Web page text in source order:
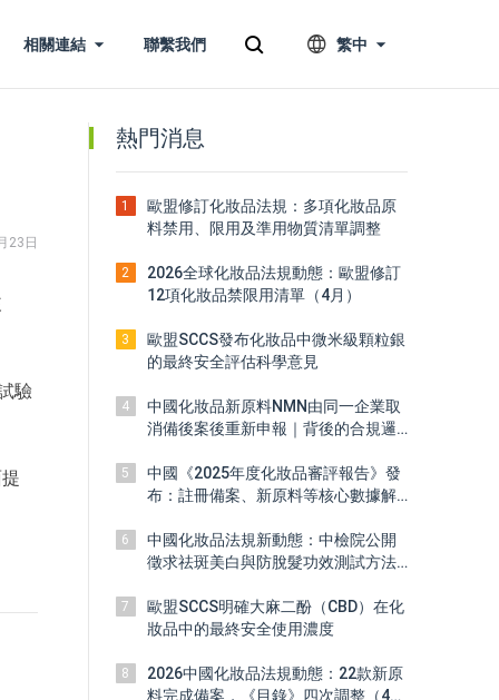
相關連結 聯繫我們 繁中
23日
驗
熱門消息
1
歐盟修訂化妝品法規：多項化妝品原
料禁用、限用及準用物質清單調整
2
2026全球化妝品法規動態：歐盟修訂
12項化妝品禁限用清單（4月）
3
歐盟SCCS發布化妝品中微米級顆粒銀
的最終安全評估科學意見
4
中國化妝品新原料NMN由同一企業取
消備後案後重新申報｜背後的合規邏
5
中國《2025年度化妝品審評報告》發
布：註冊備案、新原料等核心數據解
6
中國化妝品法規新動態：中檢院公開
徵求祛斑美白與防脫髮功效測試方法
7
歐盟SCCS明確大麻二酚（CBD）在化
妝品中的最終安全使用濃度
8
2026中國化妝品法規動態：22款新原
料完成備案，《目錄》四次調整（4